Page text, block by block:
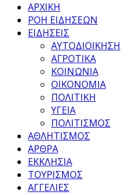
ΑΡΧΙΚΗ
ΡΟΗ ΕΙΔΗΣΕΩΝ
ΕΙΔΗΣΕΙΣ
ΑΥΤΟΔΙΟΙΚΗΣΗ
ΑΓΡΟΤΙΚΑ
ΚΟΙΝΩΝΙΑ
ΟΙΚΟΝΟΜΙΑ
ΠΟΛΙΤΙΚΗ
ΥΓΕΙΑ
ΠΟΛΙΤΙΣΜΟΣ
ΑΘΛΗΤΙΣΜΟΣ
ΑΡΘΡΑ
ΕΚΚΛΗΣΙΑ
ΤΟΥΡΙΣΜΟΣ
ΑΓΓΕΛΙΕΣ